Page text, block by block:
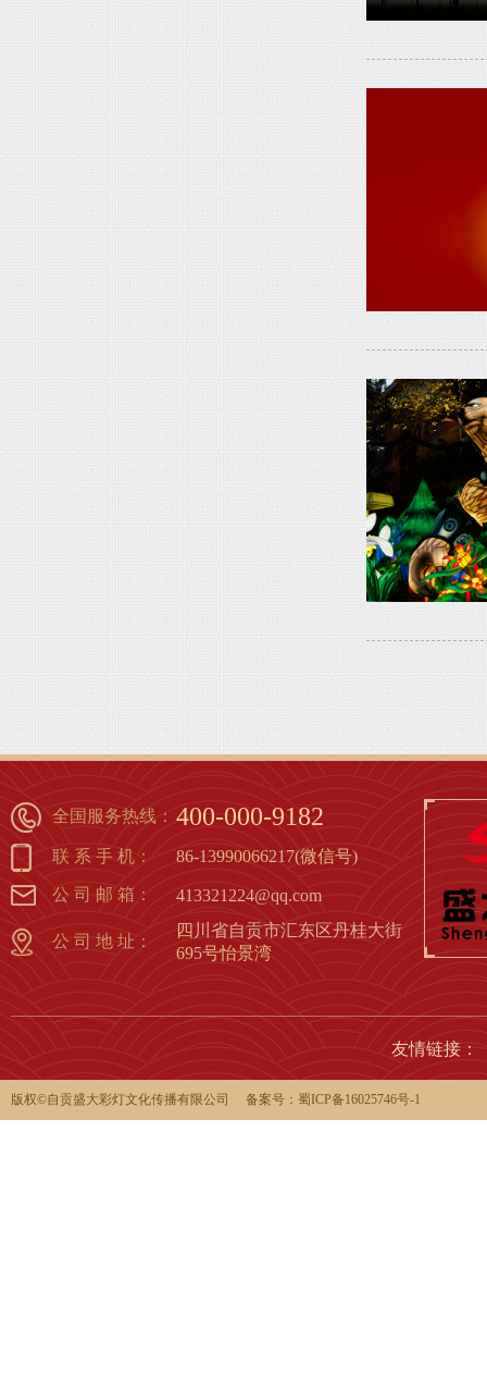
全国服务热线： 400-000-9182
联 系 手 机： 86-13990066217(微信号)
公 司 邮 箱： 413321224@qq.com
公 司 地 址：
四川省自贡市汇东区丹桂大街
695号怡景湾
友情链接：
版权©️自贡盛大彩灯文化传播有限公司 备案号： 蜀ICP备16025746号-1